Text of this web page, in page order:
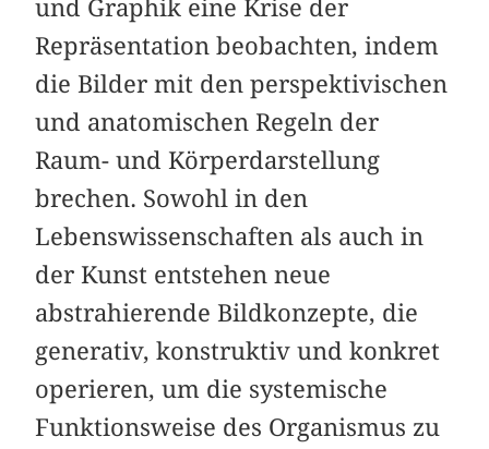
und Graphik eine Krise der
Repräsentation beobachten, indem
die Bilder mit den perspektivischen
und anatomischen Regeln der
Raum- und Körperdarstellung
brechen. Sowohl in den
Lebenswissenschaften als auch in
der Kunst entstehen neue
abstrahierende Bildkonzepte, die
generativ, konstruktiv und konkret
operieren, um die systemische
Funktionsweise des Organismus zu